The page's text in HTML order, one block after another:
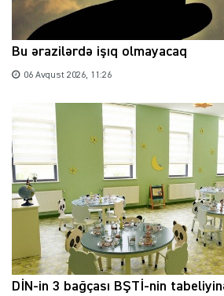
Bu ərazilərdə işıq olmayacaq
06 Avqust 2026, 11:26
DİN-in 3 bağçası BŞTİ-nin